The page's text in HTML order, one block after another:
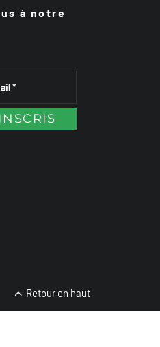
à notre
Retour en haut